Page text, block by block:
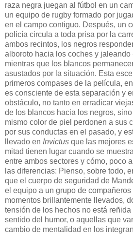
raza negra juegan al fútbol en un
un equipo de rugby formado por
en el campo contiguo. Después, un
policía circula a toda prisa por la
ambos recintos, los negros
alboroto hacia los coches y jaleando
mientras que los blancos
asustados por la situación. Esta
primeros compases de la película,
es consciente de esta separación y
obstáculo, no tanto en erradicar
de los blancos hacia los negros,
mismo color de piel perdonen a sus
por sus conductas en el pasado, y
llevado en Invictus que las mejores
mitad tienen lugar cuando se
entre ambos sectores y cómo, poco
las diferencias: Pienso, sobre todo,
que el cuerpo de seguridad de
el equipo a un grupo de
momentos brillantemente llevados,
tensión de los hechos no está
sentido del humor, o aquellas que
cambio de mentalidad en los